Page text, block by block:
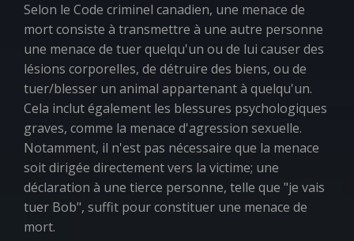
Selon le Code criminel canadien, une menace de
mort consiste à transmettre à une autre personne
une menace de tuer quelqu'un ou de lui causer des
lésions corporelles, de détruire des biens, ou de
tuer/blesser un animal appartenant à quelqu'un.
Cela inclut également les blessures psychologiques
graves, comme la menace d'agression sexuelle.
Notamment, il n'est pas nécessaire que la menace
soit dirigée directement vers la victime; une
déclaration à une tierce personne, telle que "je vais
tuer Bob", suffit pour constituer une menace de
mort.